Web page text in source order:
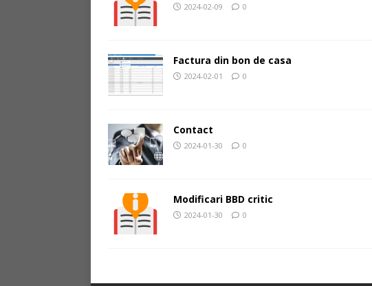
2024-02-09 0
Factura din bon de casa
2024-02-01 0
Contact
2024-01-30 0
Modificari BBD critic
2024-01-30 0